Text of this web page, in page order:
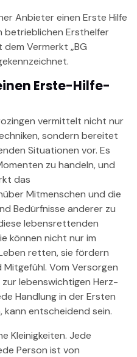
Anbieter einen Erste Hilfe
betrieblichen Ersthelfer
Vermerkt „BG
Erste-Hilfe-
vermittelt nicht nur
sondern bereitet
Situationen vor. Es
zu handeln, und
das
Mitmenschen und die
Bedürfnisse anderer zu
lebensrettenden
können nicht nur im
retten, sie fördern
Vom Versorgen
lebenswichtigen Herz-
Handlung in der Ersten
kann entscheidend sein.
Kleinigkeiten. Jede
Person ist von